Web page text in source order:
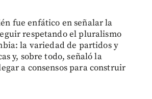
fue enfático en señalar la
respetando el pluralismo
la variedad de partidos y
y, sobre todo, señaló la
a consensos para construir